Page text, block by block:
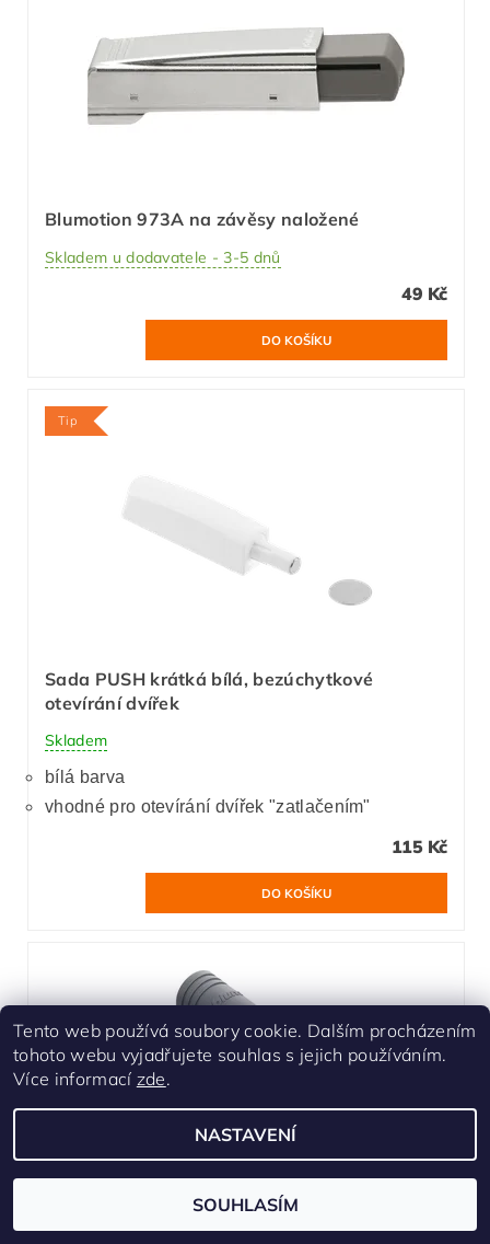
Blumotion 973A na závěsy naložené
Skladem u dodavatele - 3-5 dnů
49 Kč
Tip
Sada PUSH krátká bílá, bezúchytkové
otevírání dvířek
Skladem
bílá barva
vhodné pro otevírání dvířek "zatlačením"
115 Kč
Adaptér BLUMOTION přímý šedý
Tento web používá soubory cookie. Dalším procházením
tohoto webu vyjadřujete souhlas s jejich používáním.
Více informací zde.
NASTAVENÍ
SOUHLASÍM